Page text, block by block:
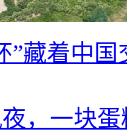
”藏着中
，一块